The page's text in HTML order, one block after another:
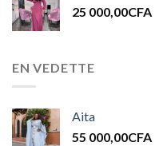
25 000,00CFA
EN VEDETTE
Aita
55 000,00CFA